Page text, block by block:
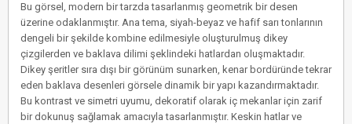
Bu görsel, modern bir tarzda tasarlanmış geometrik bir desen
üzerine odaklanmıştır. Ana tema, siyah-beyaz ve hafif sarı tonlarının
dengeli bir şekilde kombine edilmesiyle oluşturulmuş dikey
çizgilerden ve baklava dilimi şeklindeki hatlardan oluşmaktadır.
Dikey şeritler sıra dışı bir görünüm sunarken, kenar bordüründe tekrar
eden baklava desenleri görsele dinamik bir yapı kazandırmaktadır.
Bu kontrast ve simetri uyumu, dekoratif olarak iç mekanlar için zarif
bir dokunuş sağlamak amacıyla tasarlanmıştır. Keskin hatlar ve